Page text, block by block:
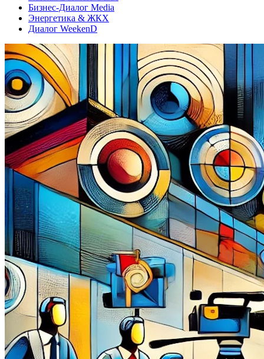
Бизнес-Диалог Media
Энергетика & ЖКХ
Диалог WeekenD